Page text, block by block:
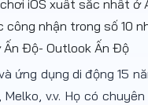
nhận trong số 10
Độ- Outlook Ấn Độ
dụng di động 15
v.v. Họ có